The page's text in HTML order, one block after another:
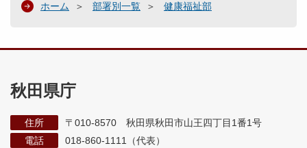
ホーム 部署別一覧 健康福祉部
秋田県庁
住所
〒010-8570 秋田県秋田市山王四丁目1番1号
電話
018-860-1111（代表）